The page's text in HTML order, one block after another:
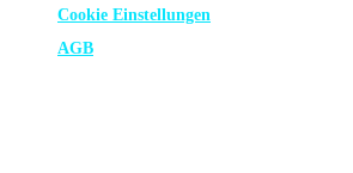
Cookie Einstellungen
AGB